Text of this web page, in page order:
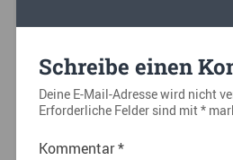
Schreibe einen
Deine E-Mail-Adresse wird nicht
Erforderliche Felder sind mit*
Kommentar*